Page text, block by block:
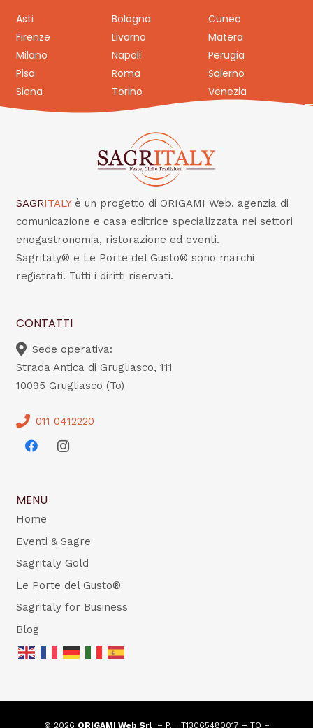
Asti Bologna
Cuneo
Firenze
Livorno
Matera
Milano
Napoli
Perugia
Pisa
Roma
Salerno
Siena
Torino Venezia
SAGRITALY è un progetto di ORIGAMI Web, agenzia di
comunicazione e casa editrice specializzata nei settori
enogastronomia, ristorazione ed eventi.
Sagritaly® e Le Porte del Gusto® sono marchi
registrati. Tutti i diritti riservati.
CONTATTI
Sede operativa:
Strada Antica di Grugliasco, 111
10095 Grugliasco (To)
011 0412220
MENU
Home
Eventi & Sagre
Sagritaly Gold
Le Porte del Gusto®
Sagritaly for Business
Blog
© 2026 ORIGAMI Web Srl– P.I. IT13065480017 – TO –